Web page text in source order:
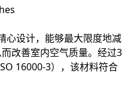
设计，能够最大限度地减
改善室内空气质量。经过3
16000-3），该材料符合